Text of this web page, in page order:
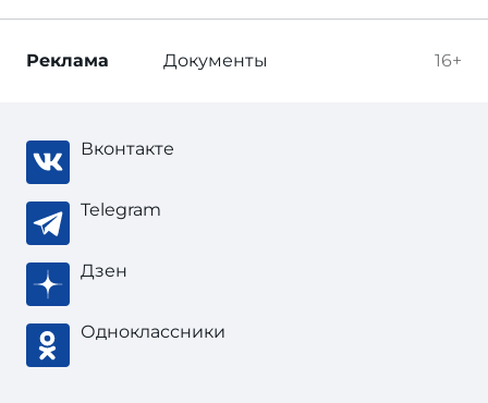
16+
Реклама Документы
Вконтакте
Telegram
Дзен
Одноклассники